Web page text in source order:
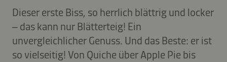
Dieser erste Biss, so herrlich blättrig und locker
– das kann nur Blätterteig! Ein
unvergleichlicher Genuss. Und das Beste: er ist
so vielseitig! Von Quiche über Apple Pie bis